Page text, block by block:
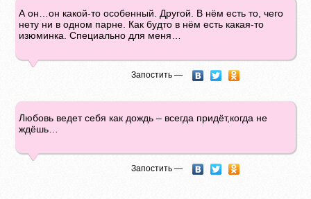
А он…он какой-то особенный. Другой. В нём есть то, чего
нету ни в одном парне. Как будто в нём есть какая-то
изюминка. Специально для меня…
Запостить —
Любовь ведет себя как дождь – всегда придёт,когда не
ждёшь…
Запостить —